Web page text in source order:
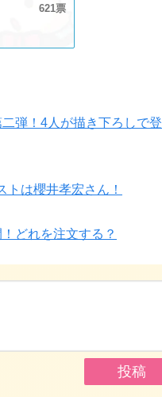
621
弾！4人が描き下ろしで登
トは櫻井孝宏さん！
どれを注文する？